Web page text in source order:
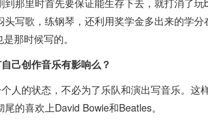
那里时首先要保证能生存下去，就打消了玩
写歌，练钢琴，还利用奖学金多出来的学分
那时候写的。
己创作音乐有影响么？
人的状态，不必为了乐队和演出写音乐。这
的喜欢上David Bowie和Beatles。